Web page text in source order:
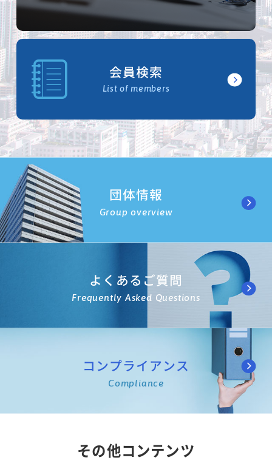
会員検索
List of members
団体情報
Group overview
よくあるご質問
Frequently Asked Questions
コンプライアンス
Compliance
その他コンテンツ